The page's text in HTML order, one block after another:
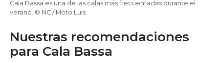
Cala Bassa es una de las calas más frecuentadas durante el
verano. © NC / Moto Luis
Nuestras recomendaciones
para Cala Bassa